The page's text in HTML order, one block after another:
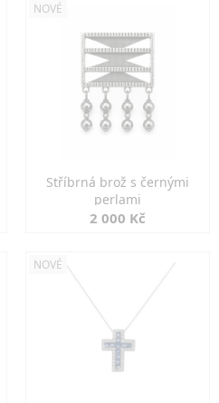
NOVÉ
Stříbrná brož s černými
perlami
2 000 Kč
NOVÉ